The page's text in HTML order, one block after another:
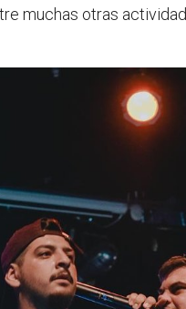
muchas otras